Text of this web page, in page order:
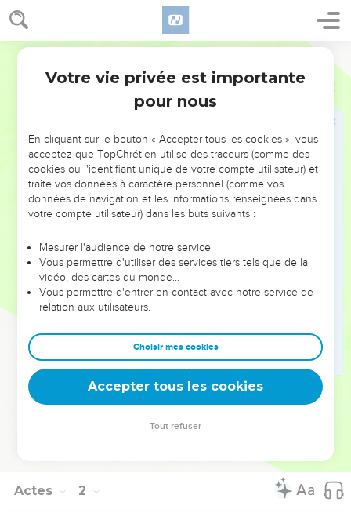
Actes 1
“Hakeldama”, c’est-à-dire “le champ du sang”.
« Dans le livre des Psaumes, on lit : “Que sa maison
devienne vide, et que personne ne l’habite.” « On lit aussi :
“Un autre homme doit le remplacer dans son travail.”
« Des hommes nous ont accompagnés pendant tout le
depuis que Jean l’a baptisé jusqu’au jour où il est monté
au ciel. Il faut donc qu’un de ces hommes devienne avec
nous témoin que Jésus s’est relevé de la mort. »
Alors on en présente deux : Joseph, appelé Barsabbas,
appelé aussi Justus, et Matthias.
Les croyants se mettent à prier en disant : « Seigneur, tu
connais le cœur de tous, montre-nous lequel de ces deux
hommes tu choisis.
Il sera apôtre et il prendra le travail que Judas a laissé pour
Ensuite, on tire au sort pour savoir qui le Seigneur va
choisir. C’est Matthias qui est choisi, et on l’ajoute au groupe
des onze apôtres.
© Société biblique française – Bibli’O, 2000, avec autorisation. Pour vous procurer
Actes 2
Votre vie privée est importante
pour nous
En cliquant sur le bouton « Accepter tous les cookies », vous
acceptez que TopChrétien utilise des traceurs (comme des
cookies ou l'identifiant unique de votre compte utilisateur) et
traite vos données à caractère personnel (comme vos
données de navigation et les informations renseignées dans
votre compte utilisateur) dans les buts suivants :
Mesurer l'audience de notre service
Vous permettre d'utiliser des services tiers tels que de la
vidéo, des cartes du monde…
Vous permettre d'entrer en contact avec notre service de
relation aux utilisateurs.
Choisir mes cookies
Accepter tous les cookies
Tout refuser